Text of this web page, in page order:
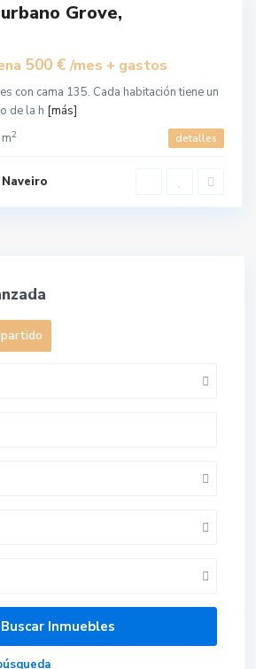
Grove,
500 € /mes + gastos
con cama 135. Cada habitación tiene un
de la h [más]
2 detalles